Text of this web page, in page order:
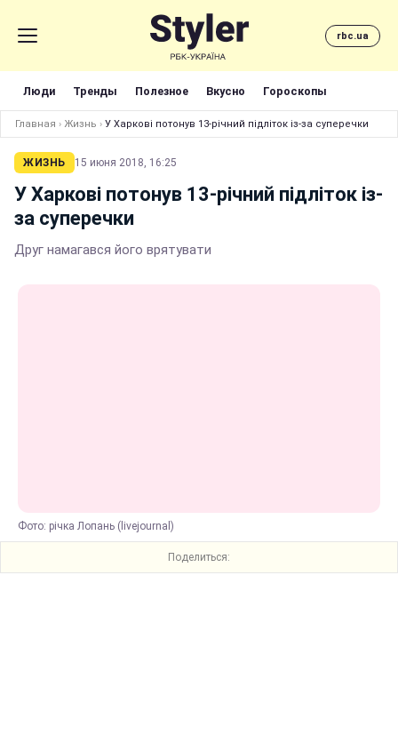
rbc.ua
Люди Тренды Полезное Вкусно Гороскопы
Главная › Жизнь › У Харкові потонув 13-річний підліток із-за суперечки
ЖИЗНЬ 15 июня 2018, 16:25
У Харкові потонув 13-річний підліток із-
за суперечки
Друг намагався його врятувати
Фото: річка Лопань (livejournal)
Поделиться: